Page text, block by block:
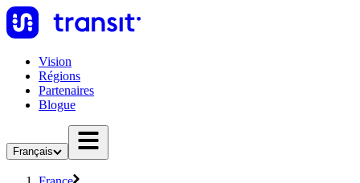
Vision
Régions
Partenaires
Blogue
Français